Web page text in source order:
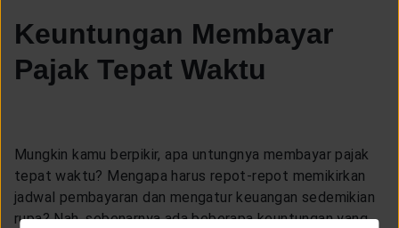
Keuntungan Membayar
Pajak Tepat Waktu
Mungkin kamu berpikir, apa untungnya membayar pajak
tepat waktu? Mengapa harus repot-repot memikirkan
jadwal pembayaran dan mengatur keuangan sedemikian
rupa? Nah, sebenarnya ada beberapa keuntungan yang